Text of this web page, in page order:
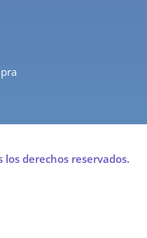
los derechos reservados.